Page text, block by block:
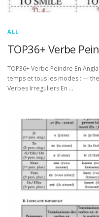
ALL
TOP36+ Verbe
TOP36+ Verbe Peindre En
temps et tous les modes : —
Verbes Irreguliers En …